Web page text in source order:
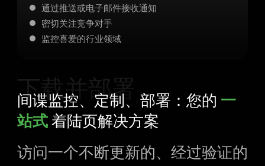
通过推送或电子邮件接收通知
密切关注竞争对手
监控喜爱的行业领域
下载并部署
间谍监控、定制、部署：您的 一
站式着陆页解决方案
访问一个不断更新的、经过验证的